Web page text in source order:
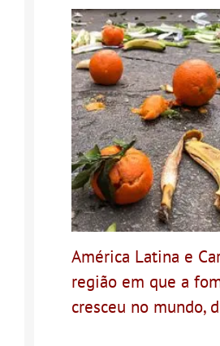
América Latina e
região em que a
cresceu no mundo,